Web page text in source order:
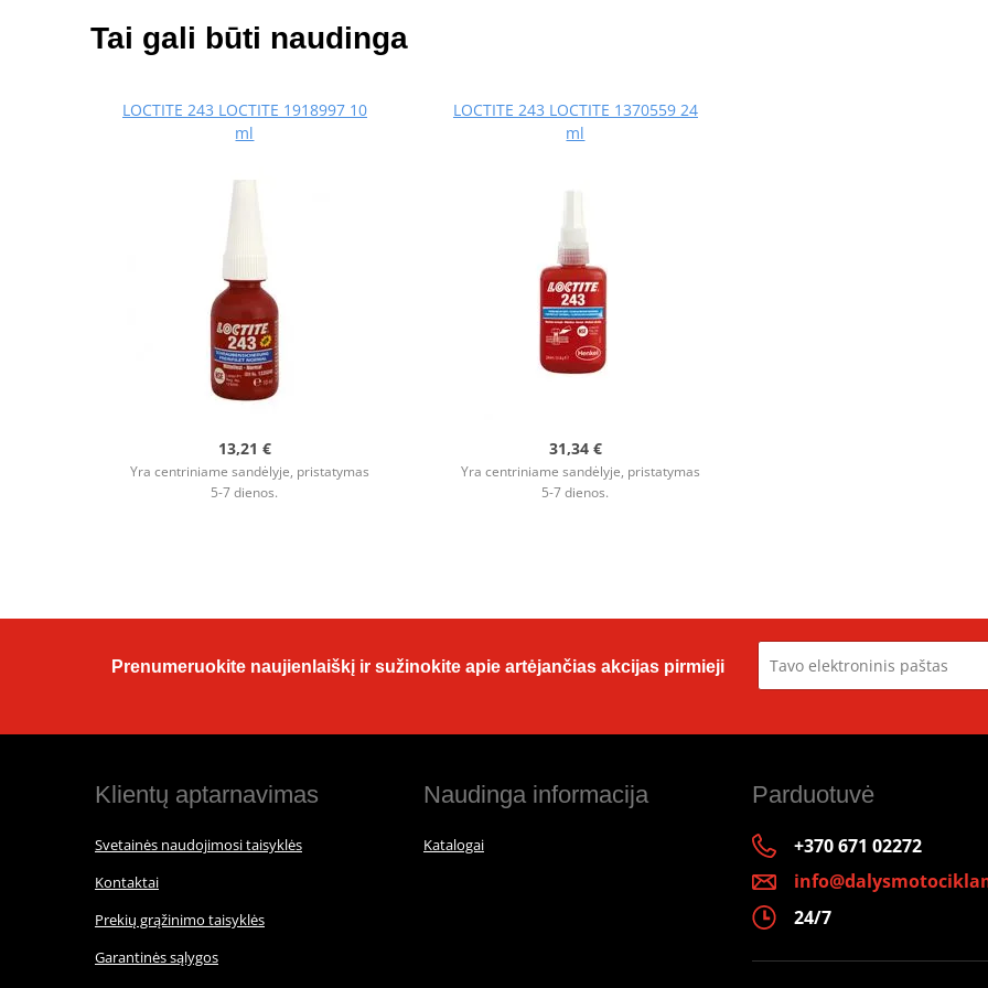
Tai gali būti naudinga
LOCTITE 243 LOCTITE 1918997 10
ml
13,21 €
Yra centriniame sandėlyje, pristatymas
5-7 dienos.
LOCTITE 243 LOCTITE 1370559 24
ml
31,34 €
Yra centriniame sandėlyje, pristatymas
5-7 dienos.
Prenumeruokite naujienlaiškį ir sužinokite apie artėjančias akcijas pirmieji
Klientų aptarnavimas
Svetainės naudojimosi taisyklės
Kontaktai
Prekių grąžinimo taisyklės
Garantinės sąlygos
Naudinga informacija
Katalogai
Parduotuvė
+370 671 02272
24/7